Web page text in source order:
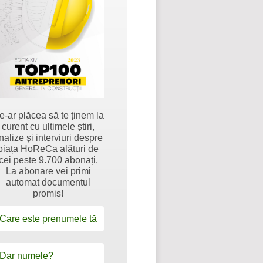
ar plăcea să te ținem la
curent cu ultimele știri,
și interviuri despre
HoReCa alături de
peste 9.700 abonați.
La abonare vei primi
automat documentul
promis!